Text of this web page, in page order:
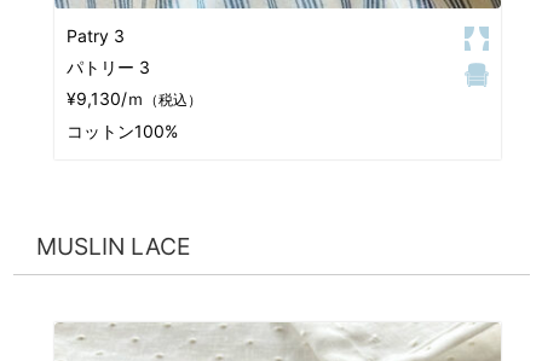
Patry 3
パトリー 3
¥9,130/ｍ （税込）
コットン100%
MUSLIN LACE